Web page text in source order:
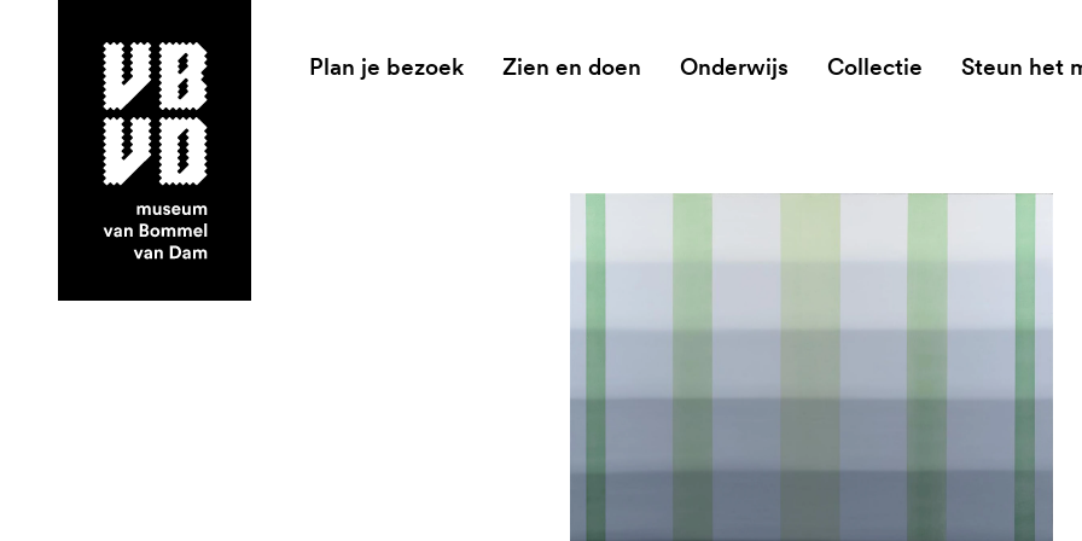
museum van Bommel van Dam
Plan je bezoek Zien en doen Onderwijs Collectie Steun het